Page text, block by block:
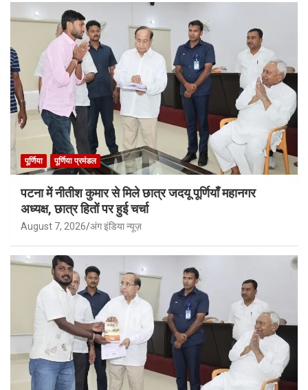
पूर्णिया पूर्णिया प्रमंडल
पटना में नीतीश कुमार से मिले छात्र जदयू पूर्णियाँ महानगर
अध्यक्ष, छात्र हितों पर हुई चर्चा
August 7, 2026 अंग इंडिया न्यूज़